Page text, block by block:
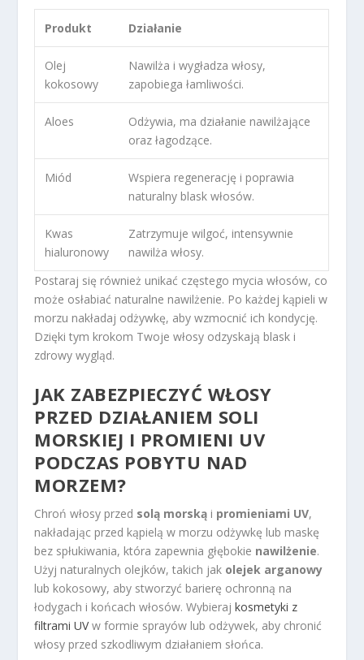
Produkt Działanie
Olej
kokosowy
Nawilża i wygładza włosy,
zapobiega łamliwości.
Aloes
Odżywia, ma działanie nawilżające
oraz łagodzące.
Miód
Wspiera regenerację i poprawia
naturalny blask włosów.
Kwas
hialuronowy
Zatrzymuje wilgoć, intensywnie
nawilża włosy.
Postaraj się również unikać częstego mycia włosów, co
może osłabiać naturalne nawilżenie. Po każdej kąpieli w
morzu nakładaj odżywkę, aby wzmocnić ich kondycję.
Dzięki tym krokom Twoje włosy odzyskają blask i
zdrowy wygląd.
JAK ZABEZPIECZYĆ WŁOSY
PRZED DZIAŁANIEM SOLI
MORSKIEJ I PROMIENI UV
PODCZAS POBYTU NAD
MORZEM?
Chroń włosy przed solą morską i promieniami UV,
nakładając przed kąpielą w morzu odżywkę lub maskę
bez spłukiwania, która zapewnia głębokie nawilżenie.
Użyj naturalnych olejków, takich jak olejek arganowy
lub kokosowy, aby stworzyć barierę ochronną na
łodygach i końcach włosów. Wybierajkosmetyki z
filtrami UVw formie sprayów lub odżywek, aby chronić
włosy przed szkodliwym działaniem słońca.